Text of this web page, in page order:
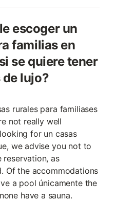
escoger un
familias en
se quiere tener
lujo?
rurales para familiases
not really well
for un casas
we advise you not to
as
Of the accommodations
a pool únicamente the
have a sauna.